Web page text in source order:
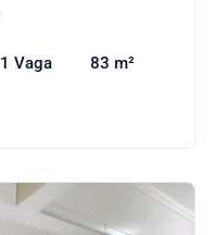
1 Vaga 83 m²